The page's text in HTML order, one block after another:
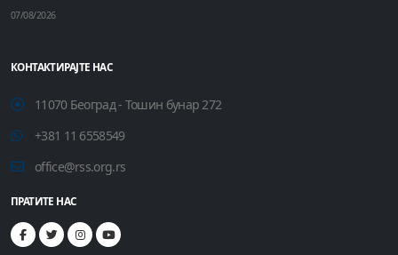
07/08/2026
КОНТАКТИРАЈТЕ НАС
11070 Београд - Тошин бунар 272
+381 11 6558549
office@rss.org.rs
ПРАТИТЕ НАС